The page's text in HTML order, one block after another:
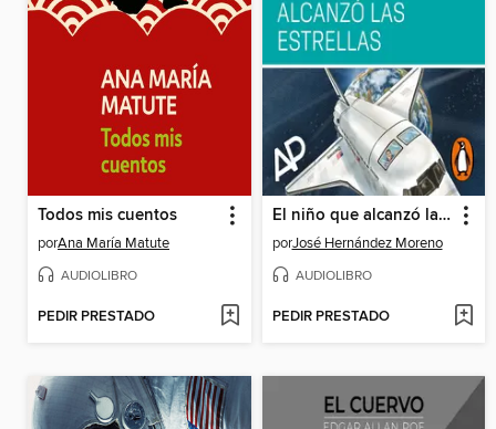
Todos mis cuentos
porAna María Matute
AUDIOLIBRO
PEDIR PRESTADO
El niño que alcanzó las estrellas
porJosé Hernández Moreno
AUDIOLIBRO
PEDIR PRESTADO